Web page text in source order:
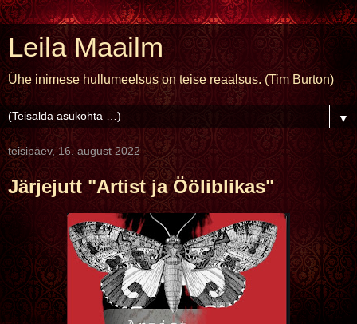
Leila Maailm
Ühe inimese hullumeelsus on teise reaalsus. (Tim Burton)
▼
teisipäev, 16. august 2022
Järjejutt "Artist ja Ööliblikas"